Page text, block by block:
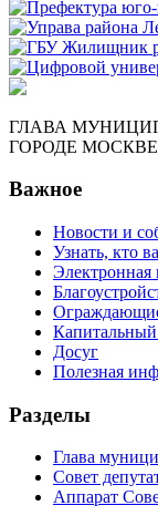
ГЛАВА
ГОРОДЕ МОСКВЕ
Важное
Новости и
Узнать, кто
Электронная
Досуг
Полезная
Разделы
Глава
Совет
Аппарат